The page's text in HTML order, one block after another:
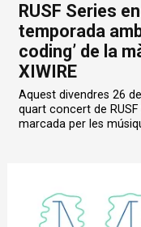
RUSF Series
temporada
coding’ de la
XIWIRE
Aquest divendres 26
quart concert de
marcada per les